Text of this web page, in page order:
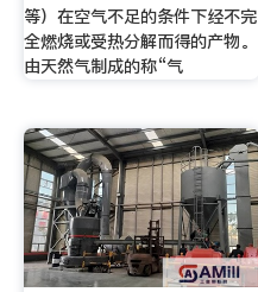
等）在空气不足的条件下经不完
全燃烧或受热分解而得的产物。
由天然气制成的称“气